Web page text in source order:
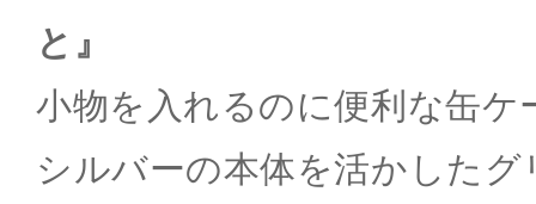
と』
小物を入れるのに便利な缶ケ
シルバーの本体を活かした